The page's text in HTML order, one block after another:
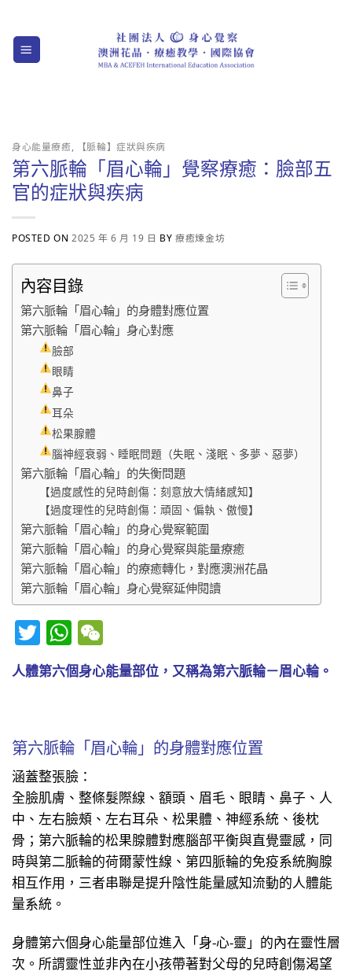
content
身心能量療癒, 【脈輪】症狀與疾病
第六脈輪「眉心輪」覺察療癒：臉部五
官的症狀與疾病
POSTED ON 2025 年 6 月 19 日 BY療癒煉金坊
內容目錄
第六脈輪「眉心輪」的身體對應位置
第六脈輪「眉心輪」身心對應
臉部
眼睛
鼻子
耳朵
松果腺體
腦神經衰弱、睡眠問題（失眠、淺眠、多夢、惡夢）
第六脈輪「眉心輪」的失衡問題
【過度感性的兒時創傷：刻意放大情緒感知】
【過度理性的兒時創傷：頑固、偏執、傲慢】
第六脈輪「眉心輪」的身心覺察範圍
第六脈輪「眉心輪」的身心覺察與能量療癒
第六脈輪「眉心輪」的療癒轉化，對應澳洲花晶
第六脈輪「眉心輪」身心覺察延伸閱讀
TwitterWhatsApp
人體第六個身心能量部位，又稱為第六脈輪－眉心輪。
第六脈輪「眉心輪」的身體對應位置
涵蓋整張臉：
全臉肌膚、整條髮際線、額頭、眉毛、眼睛、鼻子、人
中、左右臉頰、左右耳朵、松果體、神經系統、後枕
骨；第六脈輪的松果腺體對應腦部平衡與直覺靈感，同
時與第二脈輪的荷爾蒙性線、第四脈輪的免疫系統胸腺
相互作用，三者串聯是提升陰性能量感知流動的人體能
量系統。
身體第六個身心能量部位進入「身−心−靈」的內在靈性層
次。所謂靈性並非內在小孩帶著對父母的兒時創傷渴望